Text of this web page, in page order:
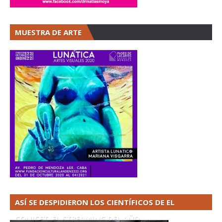
MUESTRA DE ARTE
ASÍ SE DESPIDIERON LOS CIENTÍFICOS DE EL
CONICET. EL STREAMING DEL AÑO